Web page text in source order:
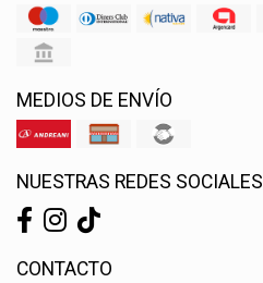
MEDIOS DE ENVÍO
NUESTRAS REDES SOCIALES
CONTACTO